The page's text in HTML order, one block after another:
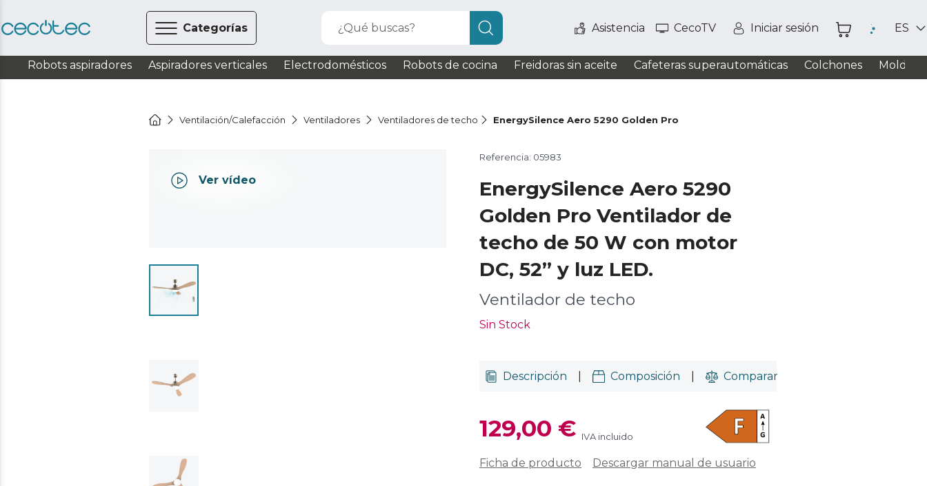
Categorías ¿Qué buscas? Asistencia CecoTV Iniciar sesión ES
Robots aspiradores Aspiradores verticales Electrodomésticos Robots de cocina Freidoras sin aceite Cafeteras superautomáticas Colchones
Ventilación/Calefacción Ventiladores Ventiladores de techo EnergySilence Aero 5290 Golden Pro
Ver vídeo
Referencia: 05983
EnergySilence Aero 5290
Golden Pro Ventilador de
techo de 50 W con motor
DC, 52” y luz LED.
Ventilador de techo
Sin Stock
Descripción Composición Comparar
129,00 € IVA incluido
Ficha de producto Descargar manual de usuario